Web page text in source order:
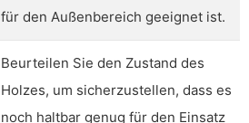
für den Außenbereich geeignet ist.
Beurteilen Sie den Zustand des
Holzes, um sicherzustellen, dass es
noch haltbar genug für den Einsatz